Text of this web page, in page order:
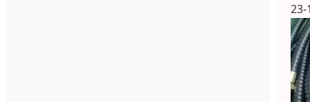
23-